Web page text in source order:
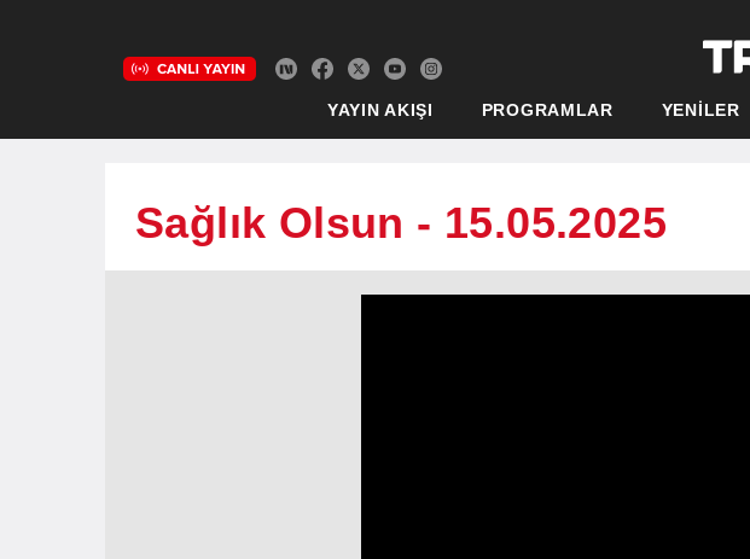
YAYIN AKIŞI PROGRAMLAR YENİLER
Sağlık Olsun - 15.05.2025